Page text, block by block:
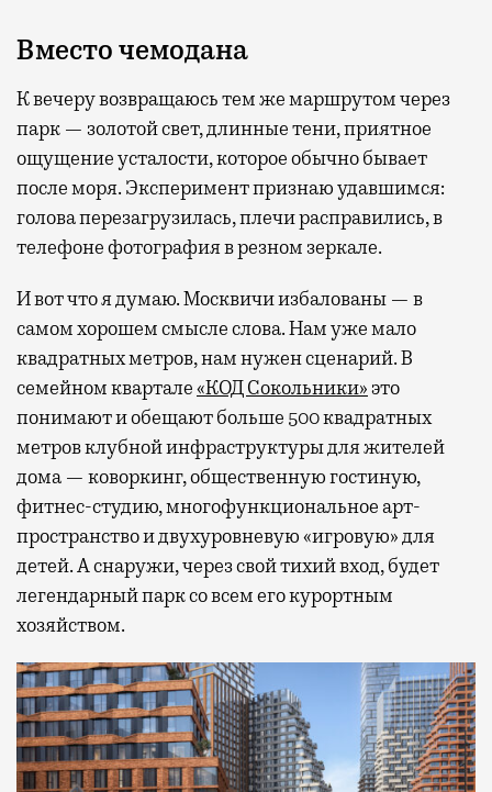
Вместо чемодана
К вечеру возвращаюсь тем же маршрутом через
парк — золотой свет, длинные тени, приятное
ощущение усталости, которое обычно бывает
после моря. Эксперимент признаю удавшимся:
голова перезагрузилась, плечи расправились, в
телефоне фотография в резном зеркале.
И вот что я думаю. Москвичи избалованы — в
самом хорошем смысле слова. Нам уже мало
квадратных метров, нам нужен сценарий. В
семейном квартале«КОД Сокольники»это
понимают и обещают больше 500 квадратных
метров клубной инфраструктуры для жителей
дома — коворкинг, общественную гостиную,
фитнес-студию, многофункциональное арт-
пространство и двухуровневую «игровую» для
детей. А снаружи, через свой тихий вход, будет
легендарный парк со всем его курортным
хозяйством.